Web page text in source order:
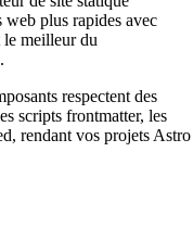
web plus rapides avec
le meilleur du
respectent des
scripts frontmatter, les
rendant vos projets Astro